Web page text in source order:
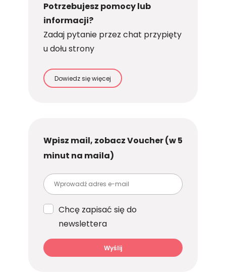
Potrzebujesz pomocy lub
informacji?
Zadaj pytanie przez chat przypięty
u dołu strony
Dowiedz się więcej
Wpisz mail, zobacz Voucher (w 5
minut na maila)
Chcę zapisać się do
newslettera
Wyślij